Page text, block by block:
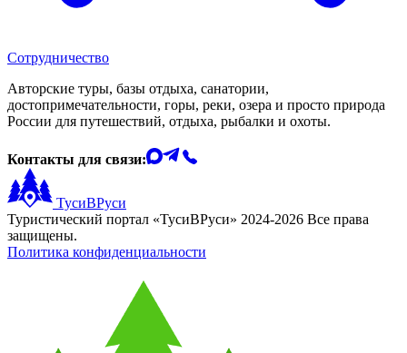
Сотрудничество
Авторские туры, базы отдыха, санатории,
достопримечательности, горы, реки, озера и просто природа
России для путешествий, отдыха, рыбалки и охоты.
Контакты для связи:
ТусиВРуси
Туристический портал «ТусиВРуси» 2024-2026 Все права
защищены.
Политика конфиденциальности